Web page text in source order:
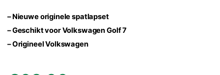
– Nieuwe originele spatlapset
– Geschikt voor Volkswagen Golf 7
– Origineel Volkswagen